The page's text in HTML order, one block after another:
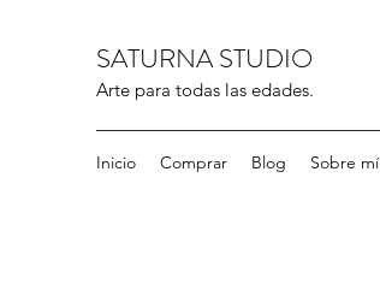
SATURNA STUDIO
Arte para todas las edades.
Inicio Comprar Blog Sobre mí